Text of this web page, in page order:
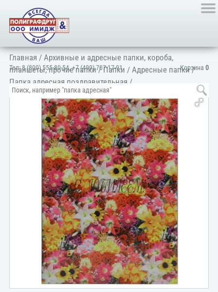
Корзина 0
Тел:8 (800) 555-80-54,+7 (499) 707-17-91
Главная /Архивные и адресные папки, короба,
планшеты, прочие папки/Папки /Адресные папки/
Папка адресная поздравительная /